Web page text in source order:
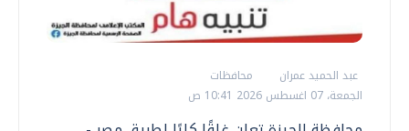
عبد الحميد عمران
محافظات
الجمعة، 07 اغسطس 2026 10:41 ص